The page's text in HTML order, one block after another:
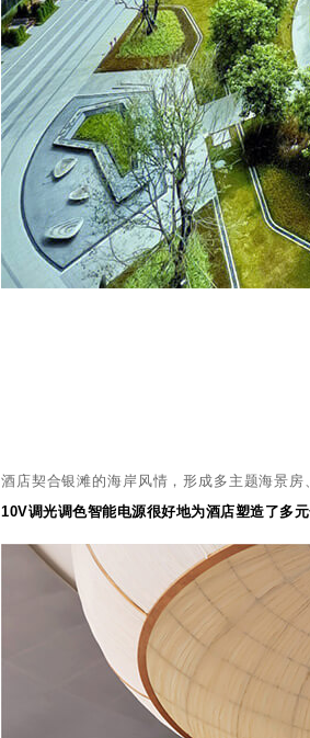
酒店契合银滩的海岸风情，形成多主题海景
10V调光调色智能电源很好地为酒店塑造了多元